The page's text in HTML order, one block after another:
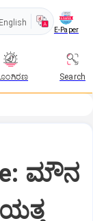
English
E-Paper
Search
ಮೌನ